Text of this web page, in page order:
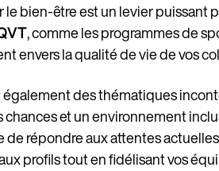
bien-être est un levier puissant
, comme les programmes de
envers la qualité de vie de vos
des thématiques
chances et un environnement
répondre aux attentes
profils tout en fidélisant vos